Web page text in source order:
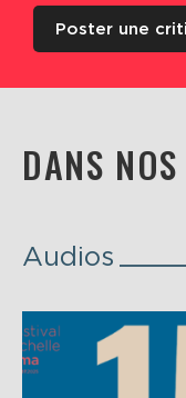
Poster une
DANS
Audios